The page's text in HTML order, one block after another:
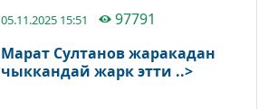
05.11.2025 15:51
97791
Марат Султанов жаракадан
чыккандай жарк этти ..>